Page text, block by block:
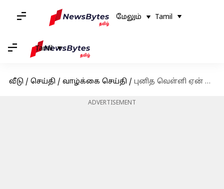
மேலும் Tamil
Tamil
வீடு / செய்தி / வாழ்க்கை செய்தி / புனித வெள்ளி ஏன் Good Friday என்று அழைக்கப்படுகிறது தெரியுமா?
ADVERTISEMENT